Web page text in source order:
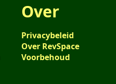
Over
Privacybeleid
Over RevSpace
Voorbehoud